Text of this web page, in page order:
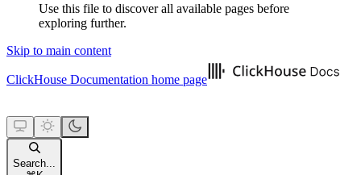
Use this file to discover all available pages before
exploring further.
Skip to main content
ClickHouse Documentation home page
Search...